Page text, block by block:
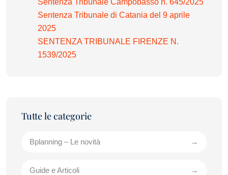
Sentenza Tribunale Campobasso n. 645/2025
Sentenza Tribunale di Catania del 9 aprile
2025
SENTENZA TRIBUNALE FIRENZE N.
1539/2025
Bplanning – Le novità
Guide e Articoli